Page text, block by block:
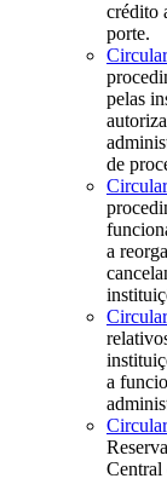
crédito
porte.
pelas
de
a
a
Central